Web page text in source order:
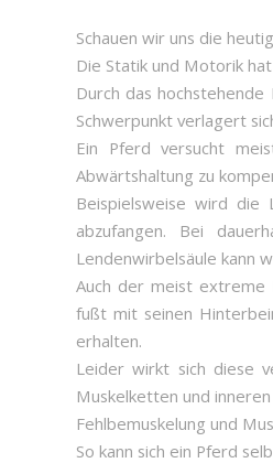
Schauen wir uns die
Die Statik und Motorik
Durch das
Schwerpunkt verlagert
Ein Pferd versucht
Abwärtshaltung zu
Beispielsweise wird die
abzufangen. Bei
Lendenwirbelsäule kann
Auch der meist extreme
fußt mit seinen
erhalten.
Leider wirkt sich diese
Muskelketten und
Fehlbemuskelung und
So kann sich ein Pferd